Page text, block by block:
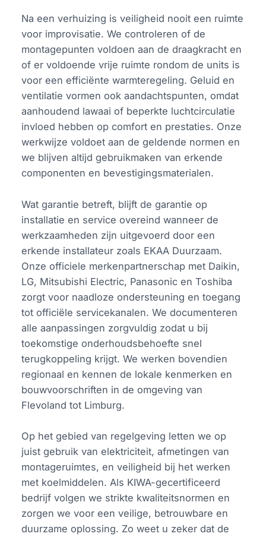
Na een verhuizing is veiligheid nooit een ruimte
voor improvisatie. We controleren of de
montagepunten voldoen aan de draagkracht en
of er voldoende vrije ruimte rondom de units is
voor een efficiënte warmteregeling. Geluid en
ventilatie vormen ook aandachtspunten, omdat
aanhoudend lawaai of beperkte luchtcirculatie
invloed hebben op comfort en prestaties. Onze
werkwijze voldoet aan de geldende normen en
we blijven altijd gebruikmaken van erkende
componenten en bevestigingsmaterialen.
Wat garantie betreft, blijft de garantie op
installatie en service overeind wanneer de
werkzaamheden zijn uitgevoerd door een
erkende installateur zoals EKAA Duurzaam.
Onze officiele merkenpartnerschap met Daikin,
LG, Mitsubishi Electric, Panasonic en Toshiba
zorgt voor naadloze ondersteuning en toegang
tot officiële servicekanalen. We documenteren
alle aanpassingen zorgvuldig zodat u bij
toekomstige onderhoudsbehoefte snel
terugkoppeling krijgt. We werken bovendien
regionaal en kennen de lokale kenmerken en
bouwvoorschriften in de omgeving van
Flevoland tot Limburg.
Op het gebied van regelgeving letten we op
juist gebruik van elektriciteit, afmetingen van
montageruimtes, en veiligheid bij het werken
met koelmiddelen. Als KIWA-gecertificeerd
bedrijf volgen we strikte kwaliteitsnormen en
zorgen we voor een veilige, betrouwbare en
duurzame oplossing. Zo weet u zeker dat de